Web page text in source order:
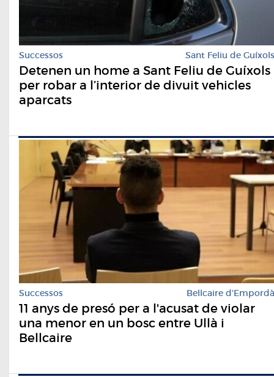
Successos Sant Feliu de Guíxols
Detenen un home a Sant Feliu de Guíxols
per robar a l’interior de divuit vehicles
aparcats
Successos Bellcaire d'Empordà
11 anys de presó per a l'acusat de violar
una menor en un bosc entre Ullà i
Bellcaire